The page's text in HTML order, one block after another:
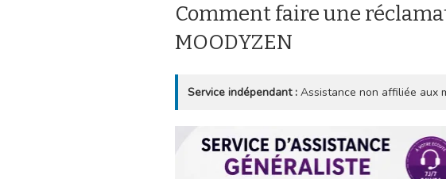
Comment faire une
MOODYZEN
Service indépendant : Assistance non affiliée aux